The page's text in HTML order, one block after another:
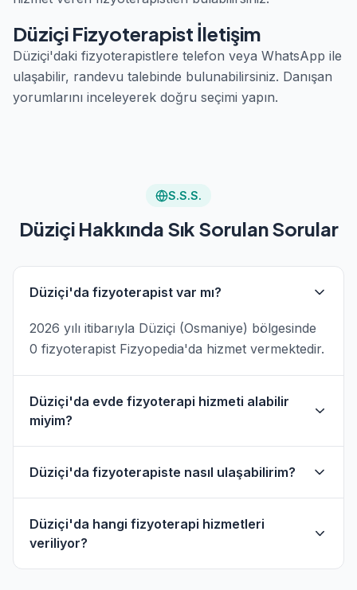
Düziçi Fizyoterapist İletişim
Düziçi'daki fizyoterapistlere telefon veya WhatsApp ile
ulaşabilir, randevu talebinde bulunabilirsiniz. Danışan
yorumlarını inceleyerek doğru seçimi yapın.
S.S.S.
Düziçi Hakkında Sık Sorulan Sorular
Düziçi'da fizyoterapist var mı?
2026 yılı itibarıyla Düziçi (Osmaniye) bölgesinde
0 fizyoterapist Fizyopedia'da hizmet vermektedir.
Düziçi'da evde fizyoterapi hizmeti alabilir
miyim?
hizmeti sunan fizyoterapistler bulunmaktadır.
Evde hizmet filtresini kullanarak bu
fizyoterapistleri bulabilirsiniz.
Düziçi'da fizyoterapiste nasıl ulaşabilirim?
telefon veya WhatsApp ile doğrudan iletişime
geçebilirsiniz.
Düziçi'da hangi fizyoterapi hizmetleri
veriliyor?